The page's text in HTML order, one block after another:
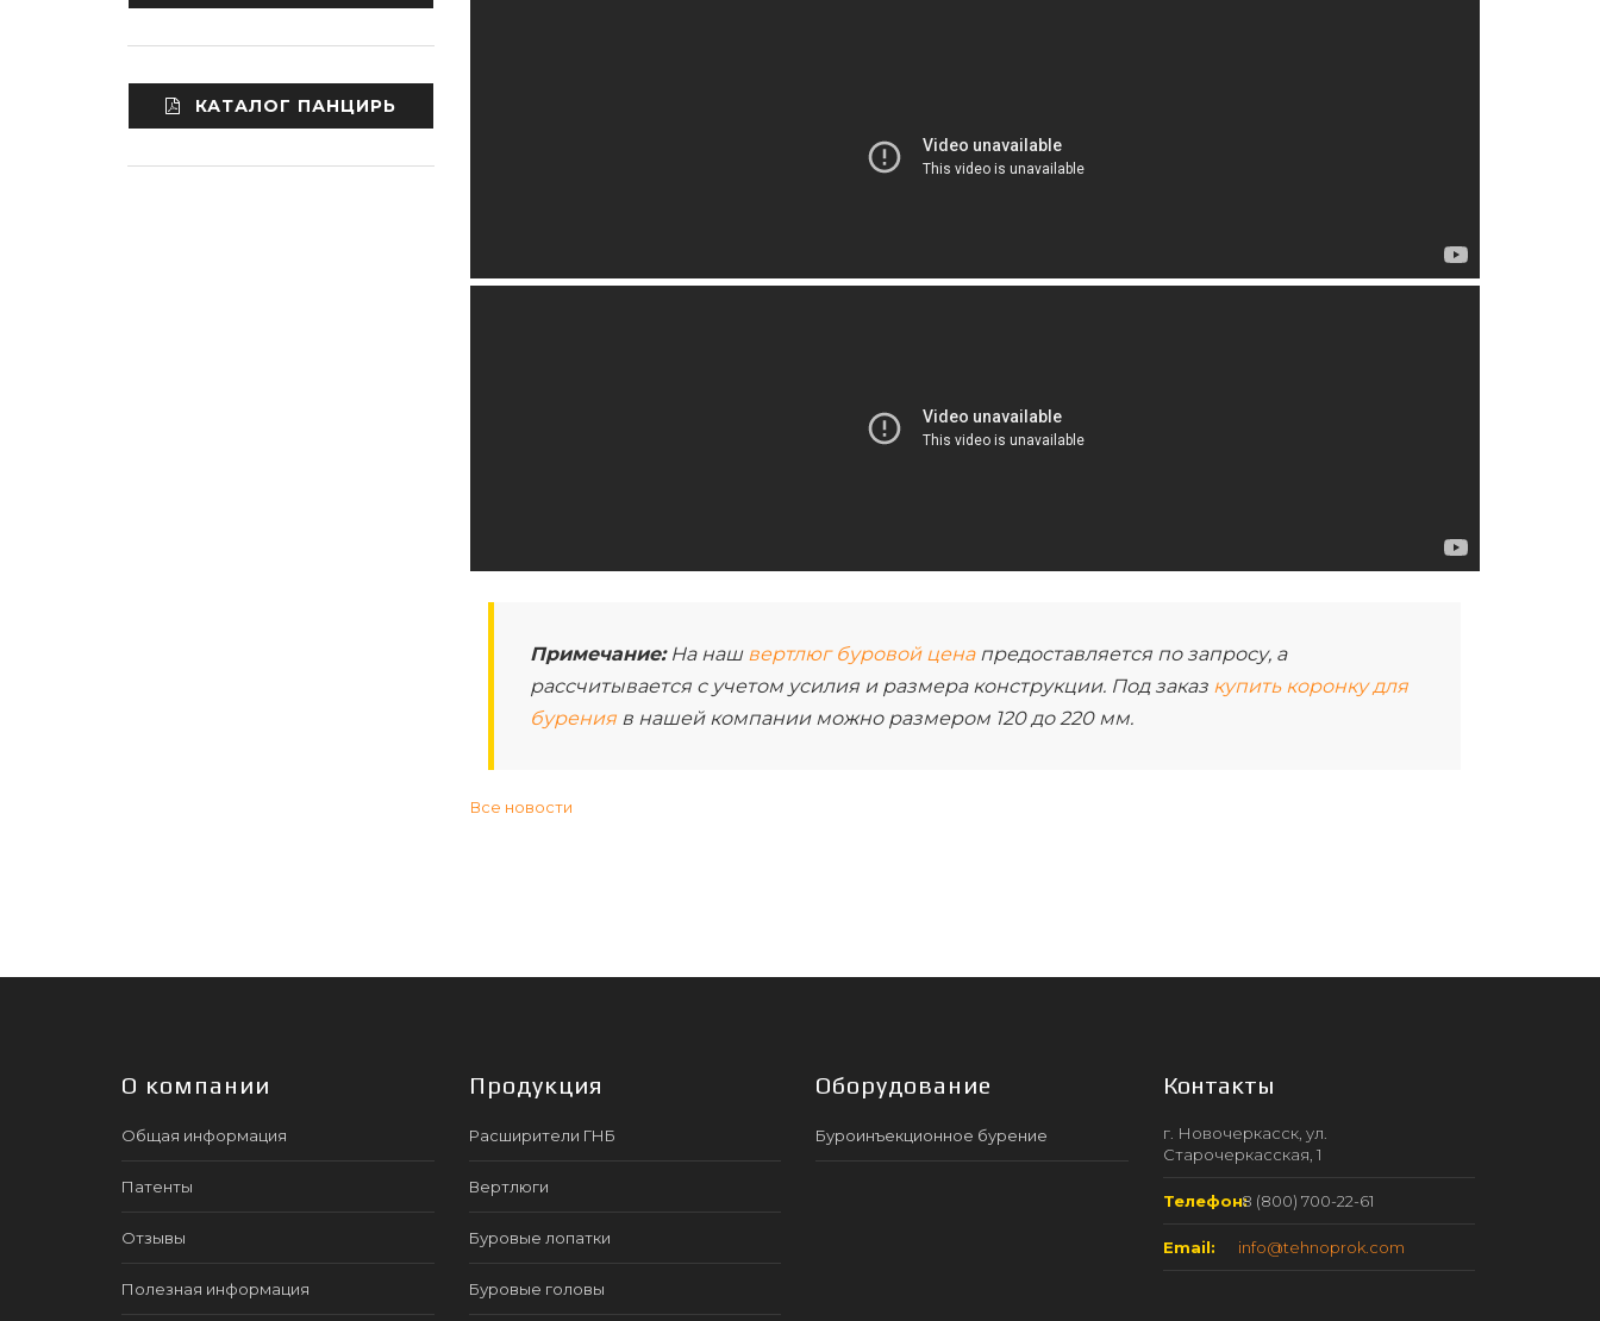
Примечание:На наш вертлюг буровой ценапредоставляется по запросу, а
рассчитывается с учетом усилия и размера конструкции. Под заказ купить коронку для
буренияв нашей компании можно размером 120 до 220 мм.
Все новости
КАТАЛОГ ПАНЦИРЬ
О компании
Общая информация
Патенты
Отзывы
Полезная информация
Продукция
Расширители ГНБ
Вертлюги
Буровые лопатки
Буровые головы
Оборудование
Буроинъекционное бурение
Контакты
г. Новочеркасск, ул.
Старочеркасская, 1
Телефон:8 (800) 700-22-61
Email: info@tehnoprok.com